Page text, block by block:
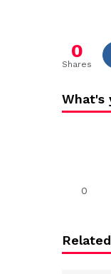
0
Shares
What's
0